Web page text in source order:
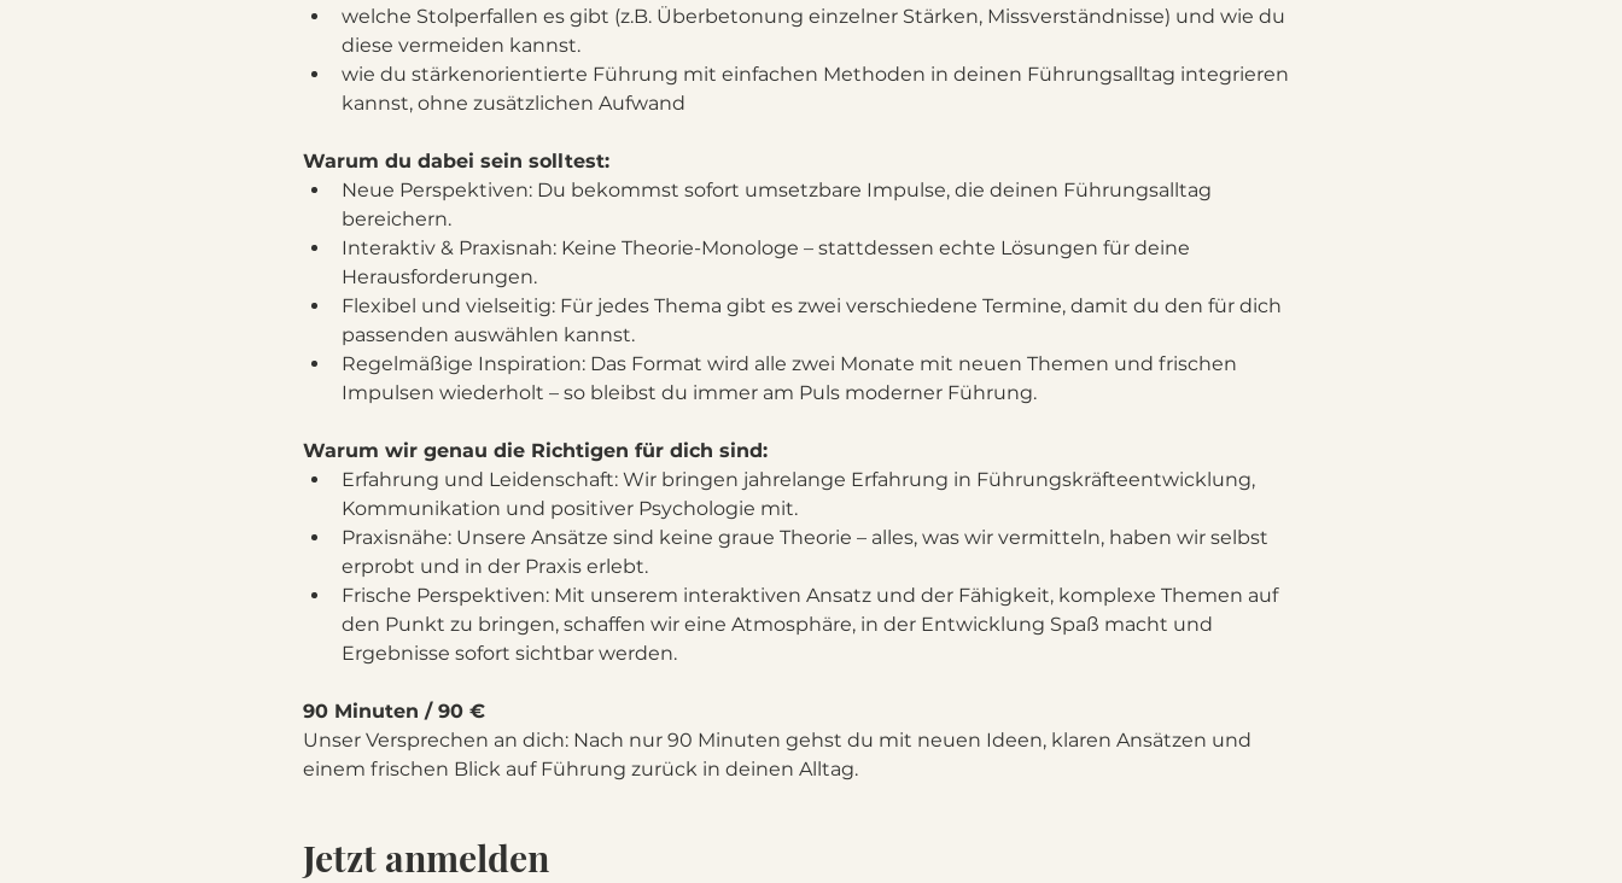
welche Stolperfallen es gibt (z.B. Überbetonung einzelner Stärken, Missverständnisse) und wie du
diese vermeiden kannst.
wie du stärkenorientierte Führung mit einfachen Methoden in deinen Führungsalltag integrieren
kannst, ohne zusätzlichen Aufwand
Warum du dabei sein solltest:
Neue Perspektiven: Du bekommst sofort umsetzbare Impulse, die deinen Führungsalltag
bereichern.
Interaktiv & Praxisnah: Keine Theorie-Monologe – stattdessen echte Lösungen für deine
Herausforderungen.
Flexibel und vielseitig: Für jedes Thema gibt es zwei verschiedene Termine, damit du den für dich
passenden auswählen kannst.
Regelmäßige Inspiration: Das Format wird alle zwei Monate mit neuen Themen und frischen
Impulsen wiederholt – so bleibst du immer am Puls moderner Führung.
Warum wir genau die Richtigen für dich sind:
Erfahrung und Leidenschaft: Wir bringen jahrelange Erfahrung in Führungskräfteentwicklung,
Kommunikation und positiver Psychologie mit.
Praxisnähe: Unsere Ansätze sind keine graue Theorie – alles, was wir vermitteln, haben wir selbst
erprobt und in der Praxis erlebt.
Frische Perspektiven: Mit unserem interaktiven Ansatz und der Fähigkeit, komplexe Themen auf
den Punkt zu bringen, schaffen wir eine Atmosphäre, in der Entwicklung Spaß macht und
Ergebnisse sofort sichtbar werden.
90 Minuten / 90 €
Unser Versprechen an dich: Nach nur 90 Minuten gehst du mit neuen Ideen, klaren Ansätzen und
einem frischen Blick auf Führung zurück in deinen Alltag.
Jetzt anmelden